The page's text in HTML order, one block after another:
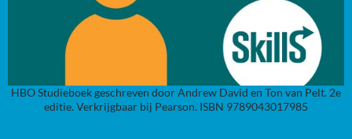
HBO Studieboek geschreven door Andrew David en Ton van Pelt. 2e
editie. Verkrijgbaar bij Pearson. ISBN 9789043017985